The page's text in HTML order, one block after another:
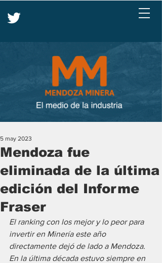
Mendoza fue
eliminada de la última
edición del Informe
Fraser
5 may 2023
El ranking con los mejor y lo peor para
invertir en Minería este año
directamente dejó de lado a Mendoza.
En la última década estuvo siempre en